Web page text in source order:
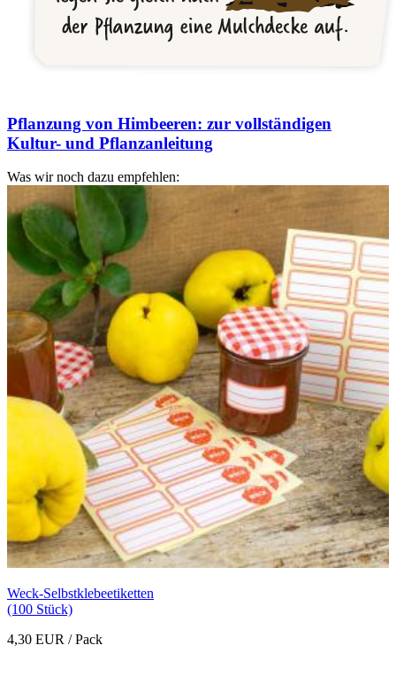
Pflanzung von Himbeeren: zur vollständigen
Kultur- und Pflanzanleitung
Was wir noch dazu empfehlen:
Weck-Selbstklebeetiketten
(100 Stück)
4,30 EUR / Pack